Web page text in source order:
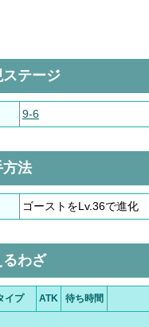
テージ
9-6
方法
ゴーストをLv.36で進化
わざ
イプ ATK 待ち時間